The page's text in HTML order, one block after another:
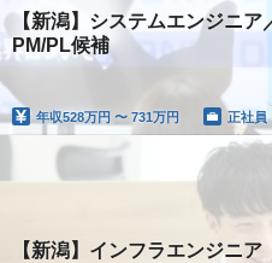
【新潟】システムエンジニ
PM/PL候補
年収528万円 〜 731万円 正社員
【新潟】インフラエンジニ